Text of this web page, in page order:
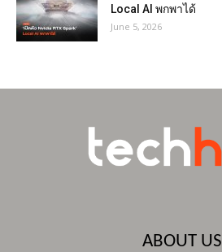
Local AI พกพาได้
June 5, 2026
ABOUT US